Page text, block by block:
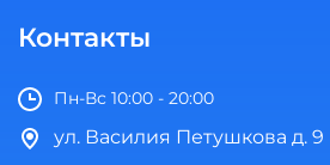
Контакты
Пн-Вс 10:00 - 20:00
ул. Василия Петушкова д. 9